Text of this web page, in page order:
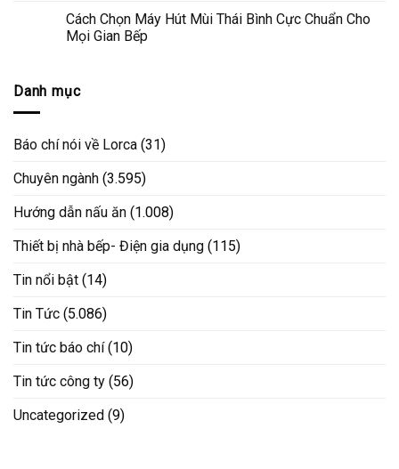
Cách Chọn Máy Hút Mùi Thái Bình Cực Chuẩn Cho
Mọi Gian Bếp
Danh mục
Báo chí nói về Lorca (31)
Chuyên ngành (3.595)
Hướng dẫn nấu ăn (1.008)
Thiết bị nhà bếp- Điện gia dụng (115)
Tin nổi bật (14)
Tin Tức (5.086)
Tin tức báo chí(10)
Tin tức công ty (56)
Uncategorized (9)